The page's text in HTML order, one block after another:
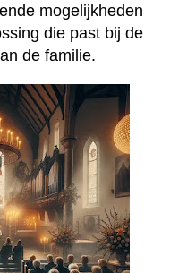
mogelijkheden
die past bij de
de familie.